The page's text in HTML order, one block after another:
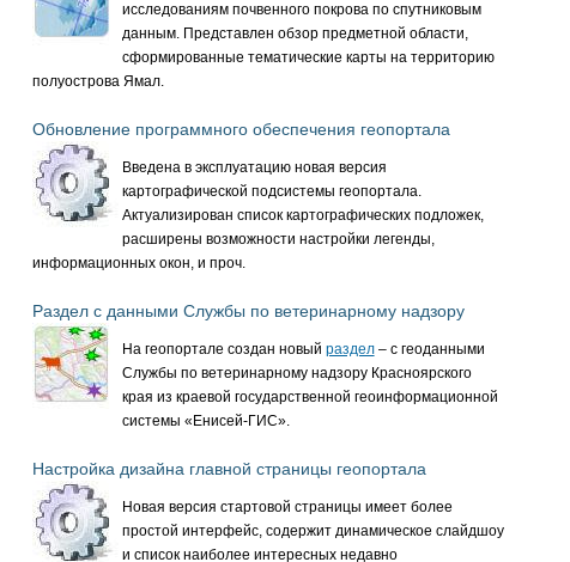
исследованиям почвенного покрова по спутниковым
данным. Представлен обзор предметной области,
сформированные тематические карты на территорию
полуострова Ямал.
Обновление программного обеспечения геопортала
Введена в эксплуатацию новая версия
картографической подсистемы геопортала.
Актуализирован список картографических подложек,
расширены возможности настройки легенды,
информационных окон, и проч.
Раздел с данными Службы по ветеринарному надзору
На геопортале создан новый раздел– с геоданными
Службы по ветеринарному надзору Красноярского
края из краевой государственной геоинформационной
системы «Енисей-ГИС».
Настройка дизайна главной страницы геопортала
Новая версия стартовой страницы имеет более
простой интерфейс, содержит динамическое слайдшоу
и список наиболее интересных недавно